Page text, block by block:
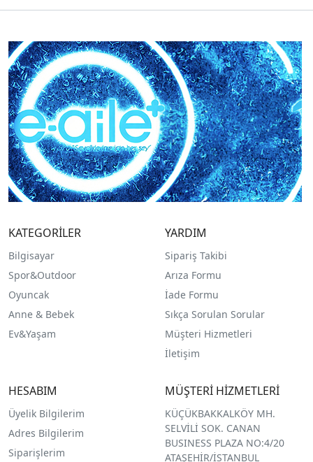
KATEGORİLER
Bilgisayar
Spor&Outdoor
Oyuncak
Anne & Bebek
Ev&Yaşam
YARDIM
Sipariş Takibi
Arıza Formu
İade Formu
Sıkça Sorulan Sorular
Müşteri Hizmetleri
İletişim
HESABIM
Üyelik Bilgilerim
Adres Bilgilerim
Siparişlerim
MÜŞTERİ HİZMETLERİ
KÜÇÜKBAKKALKÖY MH.
SELVİLİ SOK. CANAN
BUSINESS PLAZA NO:4/20
ATAŞEHİR/İSTANBUL